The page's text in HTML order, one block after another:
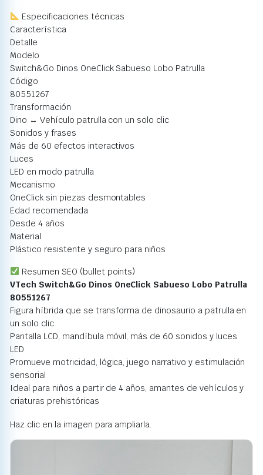
Especificaciones técnicas
Característica
Detalle
Modelo
Switch&Go Dinos OneClick Sabueso Lobo Patrulla
Código
80551267
Transformación
Dino ↔ Vehículo patrulla con un solo clic
Sonidos y frases
Más de 60 efectos interactivos
Luces
LED en modo patrulla
Mecanismo
OneClick sin piezas desmontables
Edad recomendada
Desde 4 años
Material
Plástico resistente y seguro para niños
Resumen SEO (bullet points)
VTech Switch&Go Dinos OneClick Sabueso Lobo Patrulla
80551267
Figura híbrida que se transforma de dinosaurio a patrulla en
un solo clic
Pantalla LCD, mandíbula móvil, más de 60 sonidos y luces
LED
Promueve motricidad, lógica, juego narrativo y estimulación
sensorial
Ideal para niños a partir de 4 años, amantes de vehículos y
criaturas prehistóricas
Haz clic en la imagen para ampliarla.